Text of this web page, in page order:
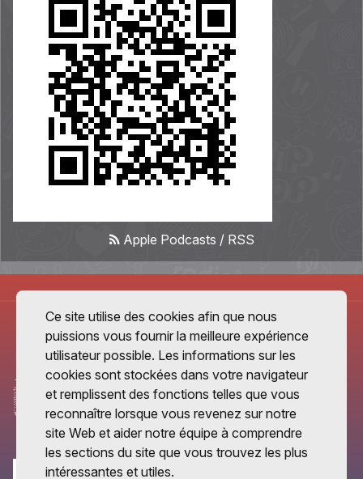
Apple Podcasts / RSS
Ce site utilise des cookies afin que nous
puissions vous fournir la meilleure expérience
utilisateur possible. Les informations sur les
cookies sont stockées dans votre navigateur
et remplissent des fonctions telles que vous
reconnaître lorsque vous revenez sur notre
site Web et aider notre équipe à comprendre
les sections du site que vous trouvez les plus
intéressantes et utiles.